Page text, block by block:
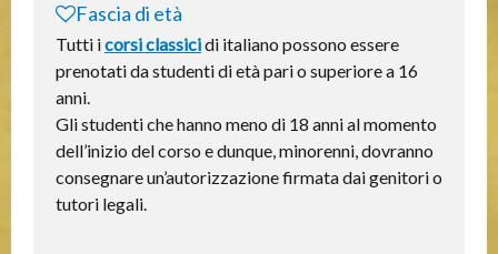
Fascia di età
Tutti icorsi classicidi italiano possono essere
prenotati da studenti di età pari o superiore a 16
anni.
Gli studenti che hanno meno di 18 anni al momento
dell’inizio del corso e dunque, minorenni, dovranno
consegnare un’autorizzazione firmata dai genitori o
tutori legali.